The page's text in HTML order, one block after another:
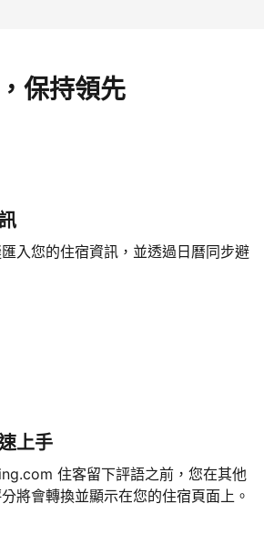
保持領先
入您的住宿資訊，並透過日曆同步避
上手
住客留下評語之前，您在其他
將會轉換並顯示在您的住宿頁面上。